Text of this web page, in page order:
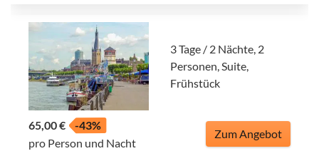
3 Tage / 2 Nächte, 2
Personen, Suite,
Frühstück
65,00 €
-43%
pro Person und Nacht
Zum Angebot